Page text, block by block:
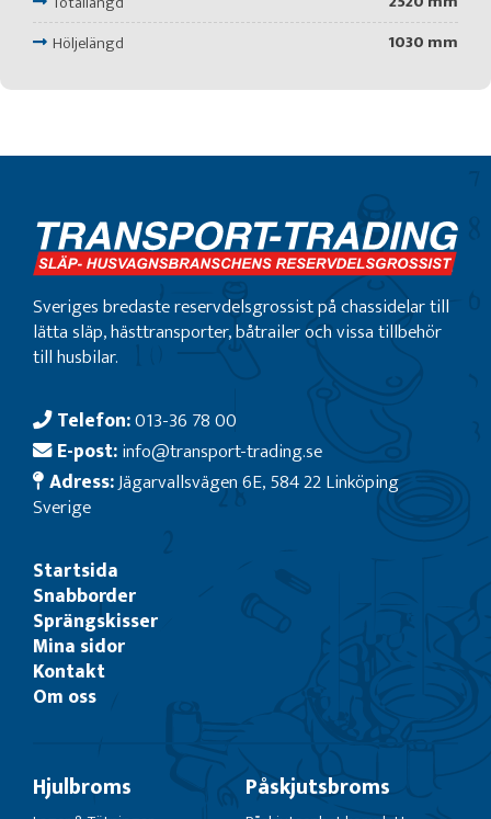
Höljelängd
1030 mm
Sveriges bredaste reservdelsgrossist på chassidelar till
lätta släp, hästtransporter, båtrailer och vissa tillbehör
till husbilar.
Telefon:013-36 78 00
E-post:info@transport-trading.se
Adress:Jägarvallsvägen 6E, 584 22 Linköping
Sverige
Startsida
Snabborder
Sprängskisser
Mina sidor
Kontakt
Om oss
Hjulbroms Påskjutsbroms